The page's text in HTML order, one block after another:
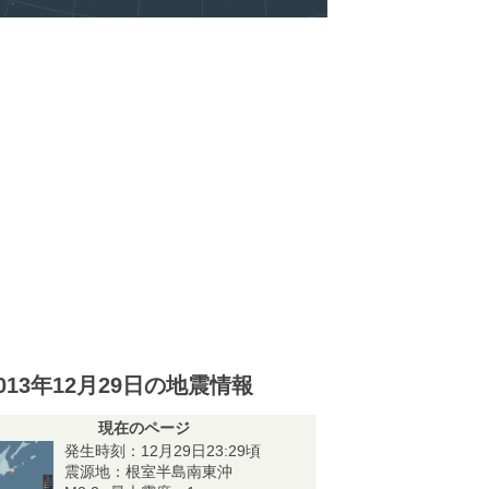
年12月29日の地震情報
現在のページ
発生時刻：12月29日23:29頃
震源地：根室半島南東沖